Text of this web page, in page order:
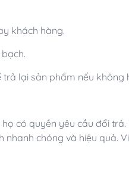
khách hàng.
lại sản phẩm nếu không
có quyền yêu cầu đổi trả.
chóng và hiệu quả.